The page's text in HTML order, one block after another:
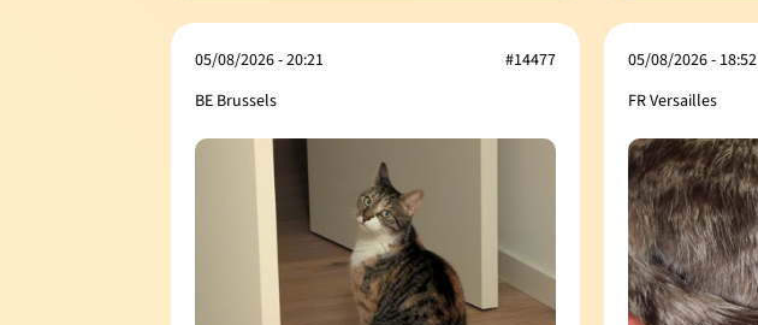
05/08/2026 - 20:21
BE Brussels
#14477
05/08/2026 - 18:52
FR Versailles